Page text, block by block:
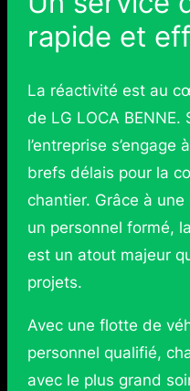
rapide et
La réactivité est au
de LG LOCA BENNE.
l’entreprise
brefs délais pour la
chantier. Grâce à
un personnel formé,
est un atout majeur
projets.
Avec une flotte de
personnel qualifié,
avec le plus grand